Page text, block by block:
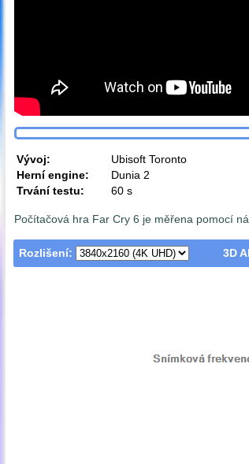
Vývoj: Ubisoft Toronto
Herní engine:
Dunia 2
Trvání testu:
60 s
Počítačová hra Far Cry 6 je měřena pomocí
Rozlišení: 3D